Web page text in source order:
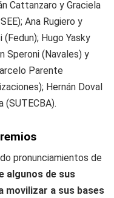
Cattanzaro y Graciela
Ana Rugiero y
(Fedun); Hugo Yasky
Speroni (Navales) y
Parente
Hernán Doval
(SUTECBA).
pronunciamientos de
algunos de sus
movilizar a sus bases